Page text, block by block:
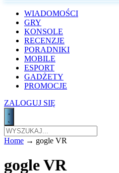
WIADOMOŚCI
GRY
KONSOLE
RECENZJE
PORADNIKI
MOBILE
ESPORT
GADŻETY
PROMOCJE
ZALOGUJ SIĘ
Home → gogle VR
gogle VR